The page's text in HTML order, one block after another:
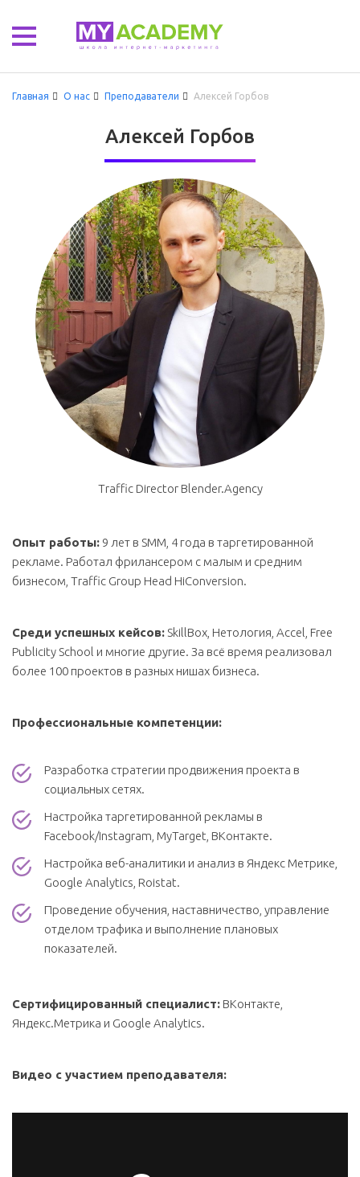
Главная О нас Преподаватели Алексей Горбов
Алексей Горбов
Traffic Director Blender.Agency
Опыт работы: 9 лет в SMM, 4 года в таргетированной
рекламе. Работал фрилансером c малым и средним
бизнесом, Traffic Group Head HiConversion.
Среди успешных кейсов: SkillBox, Нетология, Accel, Free
Publicity School и многие другие. За всё время реализовал
более 100 проектов в разных нишах бизнеса.
Профессиональные компетенции:
Разработка стратегии продвижения проекта в
социальных сетях.
Настройка таргетированной рекламы в
Facebook/Instagram, MyTarget, ВКонтакте.
Настройка веб-аналитики и анализ в Яндекс Метрике,
Google Analytics, Roistat.
Проведение обучения, наставничество, управление
отделом трафика и выполнение плановых
показателей.
Сертифицированный специалист: ВКонтакте,
Яндекс.Метрика и Google Analytics.
Видео с участием преподавателя: